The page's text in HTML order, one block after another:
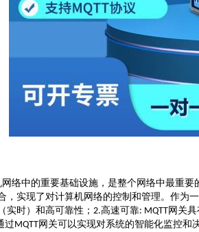
络中的重要基础设施，是整个网络中最重
，实现了对计算机网络的控制和管理。作为
实时）和高可靠性； 2.高速可靠: MQTT网关
过MQTT网关可以实现对系统的智能化监控和